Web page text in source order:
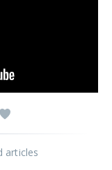
articles